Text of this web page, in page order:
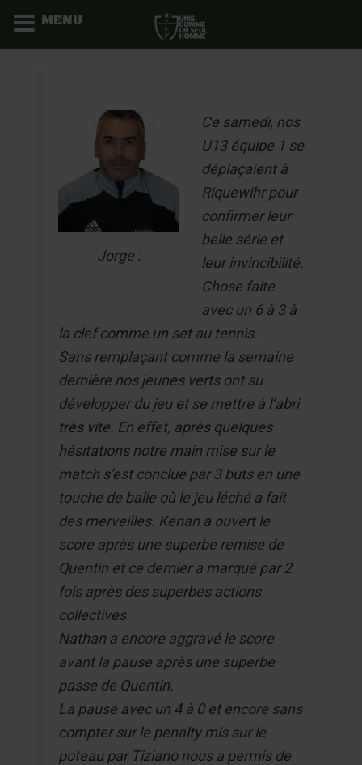
Jorge :
Ce samedi, nos
U13 équipe 1 se
déplaçaient à
Riquewihr pour
confirmer leur
belle série et
leur invincibilité.
Chose faite
avec un 6 à 3 à
la clef comme un set au tennis.
Sans remplaçant comme la semaine
dernière nos jeunes verts ont su
développer du jeu et se mettre à l’abri
très vite. En effet, après quelques
hésitations notre main mise sur le
match s’est conclue par 3 buts en une
touche de balle où le jeu léché a fait
des merveilles. Kenan a ouvert le
score après une superbe remise de
Quentin et ce dernier a marqué par 2
fois après des superbes actions
collectives.
Nathan a encore aggravé le score
avant la pause après une superbe
passe de Quentin.
La pause avec un 4 à 0 et encore sans
compter sur le penalty mis sur le
poteau par Tiziano nous a permis de
MENU